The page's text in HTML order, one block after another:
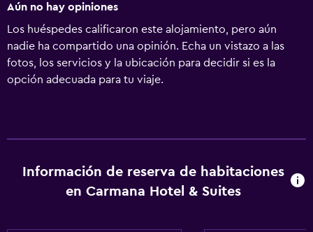
Aún no hay opiniones
Los huéspedes calificaron este alojamiento, pero aún
nadie ha compartido una opinión. Echa un vistazo a las
fotos, los servicios y la ubicación para decidir si es la
opción adecuada para tu viaje.
Información de reserva de habitaciones
en Carmana Hotel & Suites